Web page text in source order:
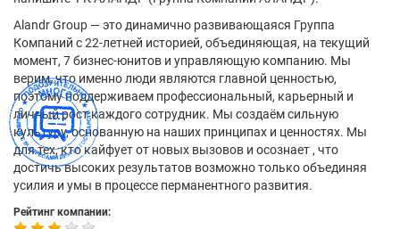
Alandr Group — это динамично развивающаяся Группа
Компаний с 22-летней историей, объединяющая, на текущий
момент, 7 бизнес-юнитов и управляющую компанию. Мы
верим, что именно люди являются главной ценностью,
поэтому поддерживаем профессиональный, карьерный и
личный рост каждого сотрудник. Мы создаём сильную
культуру, основанную на наших принципах и ценностях. Мы
для тех, кто кайфует от новых вызовов и осознает , что
достичь высоких результатов возможно только объединяя
усилия и умы в процессе перманентного развития.
Рейтинг компании: